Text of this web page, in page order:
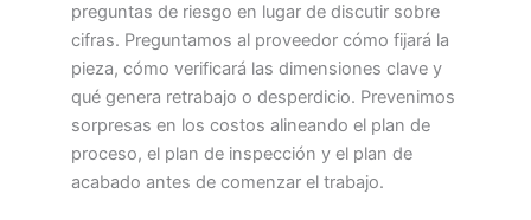
preguntas de riesgo en lugar de discutir sobre
cifras. Preguntamos al proveedor cómo fijará la
pieza, cómo verificará las dimensiones clave y
qué genera retrabajo o desperdicio. Prevenimos
sorpresas en los costos alineando el plan de
proceso, el plan de inspección y el plan de
acabado antes de comenzar el trabajo.Japanese